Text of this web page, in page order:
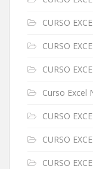
CURSO
CURSO
CURSO
Curso Excel
CURSO
CURSO
CURSO